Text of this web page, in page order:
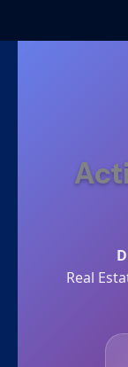
Real